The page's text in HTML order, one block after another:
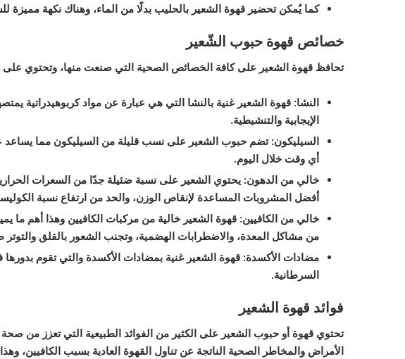
كما يُمكن تحضير قهوة الشعير بالحليب بدلًا من الماء، وهناك نكهة مميزة
خصائص قهوة حبوب الشّعير
تحافظ قهوة الشعير على كافة الخصائص الصحية التي صنعت منها، وتحتوي على
النشا: قهوة الشعير غنية بالنشا التي هي عبارة عن مواد كربوهيدراتية
الإيجابية والتنشيطية.
السيليكون: تضم حبوب الشعير على نسب قليلة من السيليكون مما يساعد
أي وقت خلال اليوم.
خالي من الدهون: يحتوي الشعير على نسبة ضئيلة جدًا من السعرات
أفضل المشروبات المساعدة لإنقاص الوزن، والحد من ارتفاع نسبة
خالي من الكافيين: قهوة الشعير خالية من مركبات الكافيين وهذا أهم ما
من مشاكل المعدة، والاضطرابات الهضمية، وتجنب الشعور بالقلق
مضادات الأكسدة: قهوة الشعير غنية بمضادات الأكسدة والتي تقوم
السرطانية.
فوائد قهوة الشعير
تحتوي قهوة أو حبوب الشعير على الكثير من الفوائد الطبيعية التي تعزز من
الأمراض والمخاطر الصحية الناتجة عن تناول القهوة العادية بسبب الكافيين، وهذا